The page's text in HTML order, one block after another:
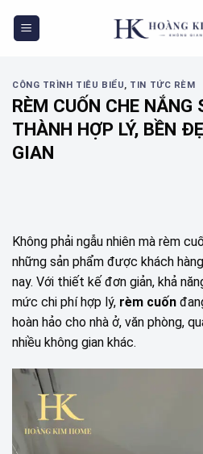
CÔNG TRÌNH TIÊU BIỂU, TIN TỨC RÈM
RÈM CUỐN CHE NẮNG
THÀNH HỢP LÝ, BỀN
GIAN
Không phải ngẫu nhiên mà rèm
những sản phẩm được khách
nay. Với thiết kế đơn giản, khả
mức chi phí hợp lý, rèm cuốn
hoàn hảo cho nhà ở, văn phòng,
nhiều không gian khác.